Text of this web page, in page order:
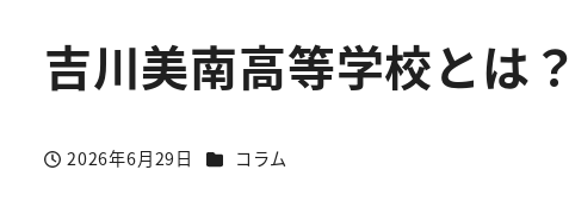
吉川美南高等学校とは？
投稿日
2026年6月29日 カテゴリー
コラム